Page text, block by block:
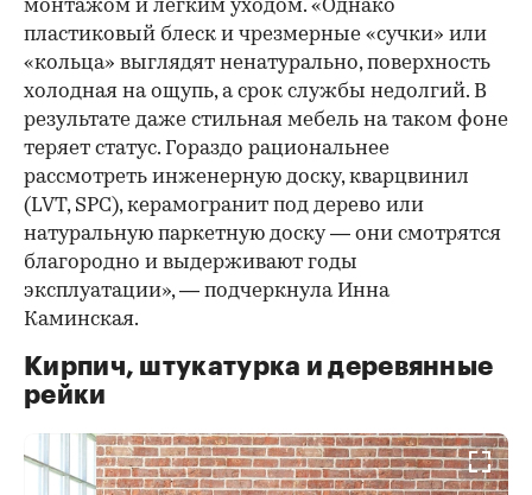
монтажом и легким уходом. «Однако
пластиковый блеск и чрезмерные «сучки» или
«кольца» выглядят ненатурально, поверхность
холодная на ощупь, а срок службы недолгий. В
результате даже стильная мебель на таком фоне
теряет статус. Гораздо рациональнее
рассмотреть инженерную доску, кварцвинил
(LVT, SPC), керамогранит под дерево или
натуральную паркетную доску — они смотрятся
благородно и выдерживают годы
эксплуатации», — подчеркнула Инна
Каминская.
Кирпич, штукатурка и деревянные
рейки